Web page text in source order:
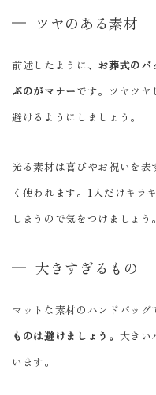
ツヤのある素材
前述したように、 お葬式のバ
ぶのがマナーです。ツヤツヤ
避けるようにしましょう。
光る素材は喜びやお祝いを
く使われます。1人だけキラ
しまうので気をつけましょう。
大きすぎるもの
マットな素材のハンドバッグ
ものは避けましょう。 大きい
います。